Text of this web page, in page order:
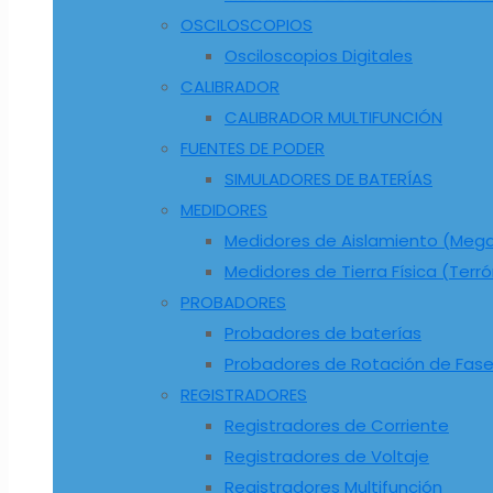
OSCILOSCOPIOS
Osciloscopios Digitales
CALIBRADOR
CALIBRADOR MULTIFUNCIÓN
FUENTES DE PODER
SIMULADORES DE BATERÍAS
MEDIDORES
Medidores de Aislamiento
Medidores de Tierra Física
PROBADORES
Probadores de baterías
Probadores de Rotación de Fase
REGISTRADORES
Registradores de Corriente
Registradores de Voltaje
Registradores Multifunción